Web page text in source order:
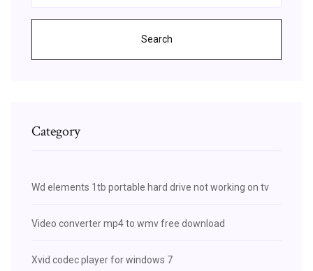
Search
Category
Wd elements 1tb portable hard drive not working on tv
Video converter mp4 to wmv free download
Xvid codec player for windows 7